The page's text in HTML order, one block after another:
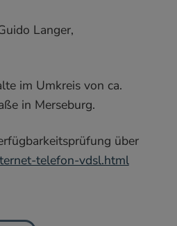
Langer,
im Umkreis von ca.
in Merseburg.
über
telefon-vdsl.html